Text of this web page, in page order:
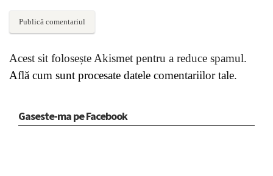
Acest sit folosește Akismet pentru a reduce spamul.
Află cum sunt procesate datele comentariilor tale.
Gaseste-ma pe Facebook